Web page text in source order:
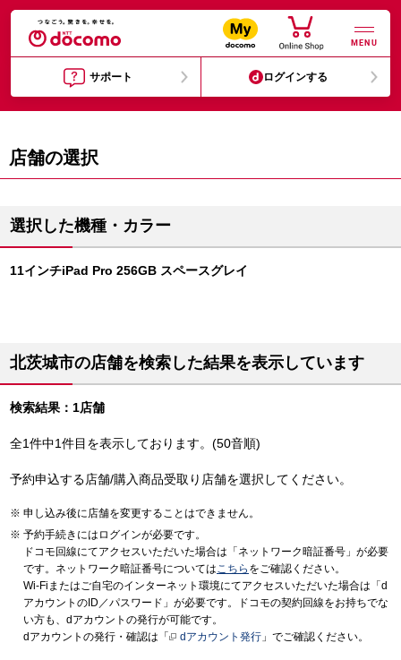
MENU
サポート ログインする
店舗の選択
選択した機種・カラー
11インチiPad Pro 256GB スペースグレイ
北茨城市の店舗を検索した結果を表示しています
検索結果：1店舗
全1件中1件目を表示しております。(50音順)
予約申込する店舗/購入商品受取り店舗を選択してください。
申し込み後に店舗を変更することはできません。
予約手続きにはログインが必要です。
ドコモ回線にてアクセスいただいた場合は「ネットワーク暗証番号」が必要
です。ネットワーク暗証番号についてはこちら をご確認ください。
Wi-Fiまたはご自宅のインターネット環境にてアクセスいただいた場合は「d
アカウントのID／パスワード」が必要です。ドコモの契約回線をお持ちでな
い方も、dアカウントの発行が可能です。
dアカウントの発行・確認は「
dアカウント発行 」でご確認ください。